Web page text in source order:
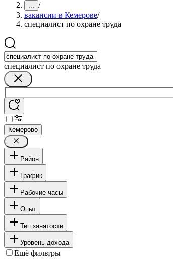
... /
вакансии в Кемерове/
специалист по охране труда
специалист по охране труда
Кемерово
Район
График
Рабочие часы
Опыт
Тип занятости
Уровень дохода
Ещё фильтры